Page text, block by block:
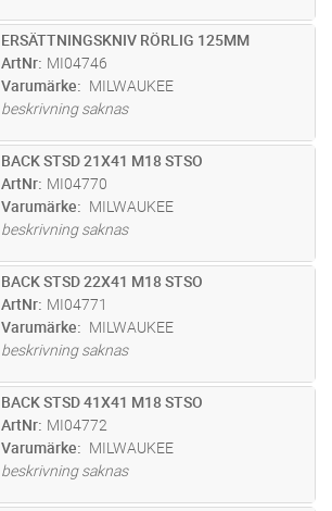
ST Lägg i kundvagn
ERSÄTTNINGSKNIV RÖRLIG 125MM
ArtNr MI04746
Varumärke
MILWAUKEE
beskrivning saknas
ST Lägg i kundvagn
BACK STSD 21X41 M18 STSO
ArtNr MI04770
Varumärke
MILWAUKEE
beskrivning saknas
ST Lägg i kundvagn
BACK STSD 22X41 M18 STSO
ArtNr MI04771
Varumärke
MILWAUKEE
beskrivning saknas
ST Lägg i kundvagn
BACK STSD 41X41 M18 STSO
ArtNr MI04772
Varumärke
MILWAUKEE
beskrivning saknas